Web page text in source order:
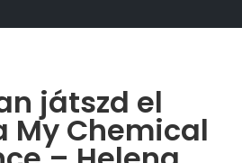
játszd el
My Chemical